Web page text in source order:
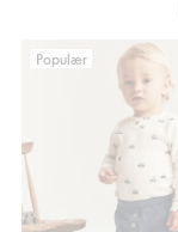
Populær